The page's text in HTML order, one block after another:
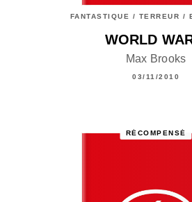
FANTASTIQUE / TERREUR /
WORLD
Max Brooks
03/11/2010
RÉCOMPENSÉ